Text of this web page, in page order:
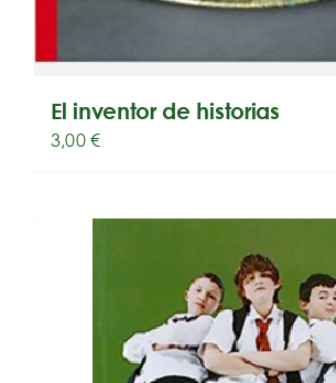
El inventor de historias
3,00€